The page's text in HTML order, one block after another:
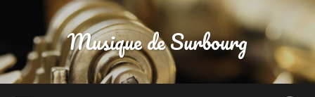
Musique de Surbourg